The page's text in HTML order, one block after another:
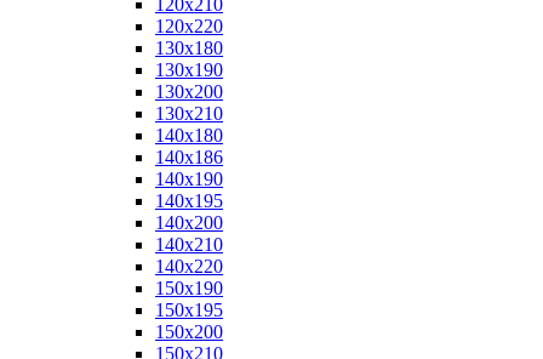
120x210
120x220
130x180
130x190
130x200
130x210
140x180
140x186
140x190
140x195
140x200
140x210
140x220
150x190
150x195
150x200
150x210